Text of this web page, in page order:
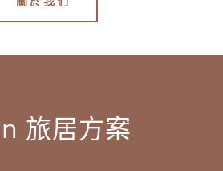
旅居方案